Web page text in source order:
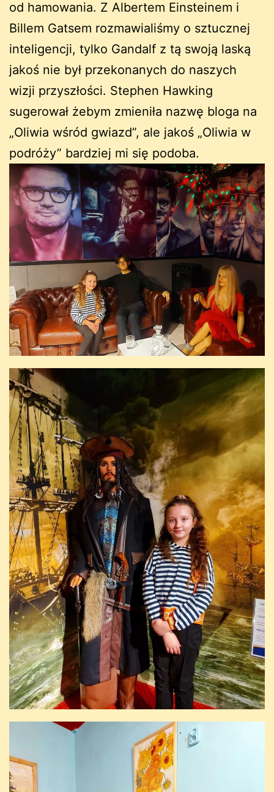
od hamowania. Z Albertem Einsteinem i
Billem Gatsem rozmawialiśmy o sztucznej
inteligencji, tylko Gandalf z tą swoją laską
jakoś nie był przekonanych do naszych
wizji przyszłości. Stephen Hawking
sugerował żebym zmieniła nazwę bloga na
„Oliwia wśród gwiazd”, ale jakoś „Oliwia w
podróży” bardziej mi się podoba.